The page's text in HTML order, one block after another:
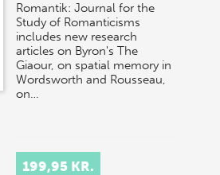
Romantik: Journal for the
Study of Romanticisms
includes new research
articles on Byron's The
Giaour, on spatial memory in
Wordsworth and Rousseau,
on…
199,95 KR.